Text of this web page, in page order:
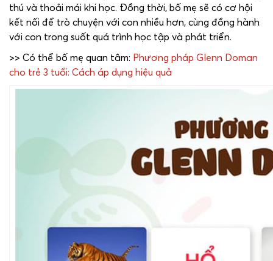
thú và thoải mái khi học. Đồng thời, bố mẹ sẽ có cơ hội
kết nối để trò chuyện với con nhiều hơn, cùng đồng hành
với con trong suốt quá trình học tập và phát triển.
>> Có thể bố mẹ quan tâm: Phương pháp Glenn Doman
cho trẻ 3 tuổi: Cách áp dụng hiệu quả